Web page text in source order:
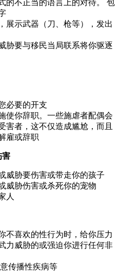
的不正当的语言上的对待。 包
展示武器（刀、枪等），发出
胁要与移民当局联系将你驱逐
必要的开支
使你辞职。一些施虐者配偶会
害者，这不仅造成尴尬，而且
雇或辞职
害
威胁要伤害或带走你的孩子
威胁伤害或杀死你的宠物
人
不喜欢的性行为时，给你压力
力威胁的或强迫你进行任何非
传播性疾病等